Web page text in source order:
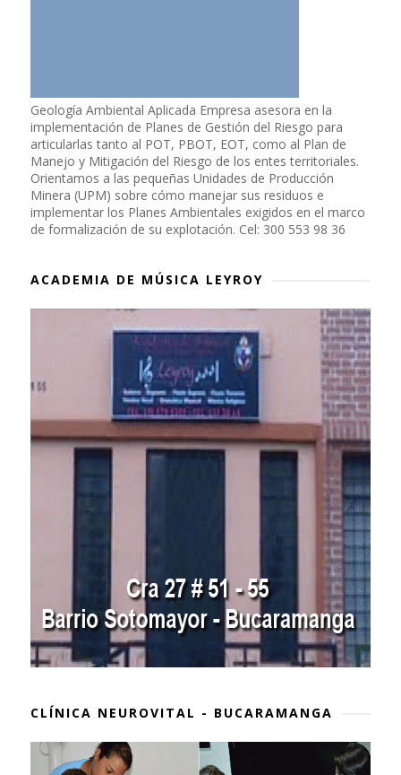
Geología Ambiental Aplicada Empresa asesora en la
implementación de Planes de Gestión del Riesgo para
articularlas tanto al POT, PBOT, EOT, como al Plan de
Manejo y Mitigación del Riesgo de los entes territoriales.
Orientamos a las pequeñas Unidades de Producción
Minera (UPM) sobre cómo manejar sus residuos e
implementar los Planes Ambientales exigidos en el marco
de formalización de su explotación. Cel: 300 553 98 36
ACADEMIA DE MÚSICA LEYROY
CLÍNICA NEUROVITAL - BUCARAMANGA